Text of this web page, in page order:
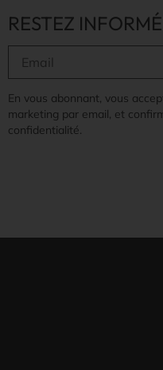
RESTEZ
En vous abonnant, vous
marketing par email, et
confidentialité.